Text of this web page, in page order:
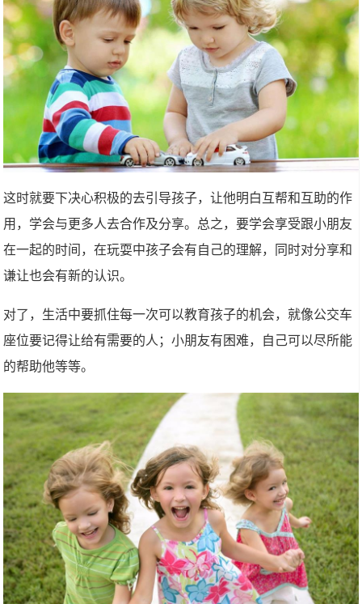
这时就要下决心积极的去引导孩子，让他明白互帮和互助的作
用，学会与更多人去合作及分享。总之，要学会享受跟小朋友
在一起的时间，在玩耍中孩子会有自己的理解，同时对分享和
谦让也会有新的认识。
对了，生活中要抓住每一次可以教育孩子的机会，就像公交车
座位要记得让给有需要的人；小朋友有困难，自己可以尽所能
的帮助他等等。